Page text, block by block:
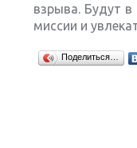
взрыва. Будут
миссии и
Поделиться…